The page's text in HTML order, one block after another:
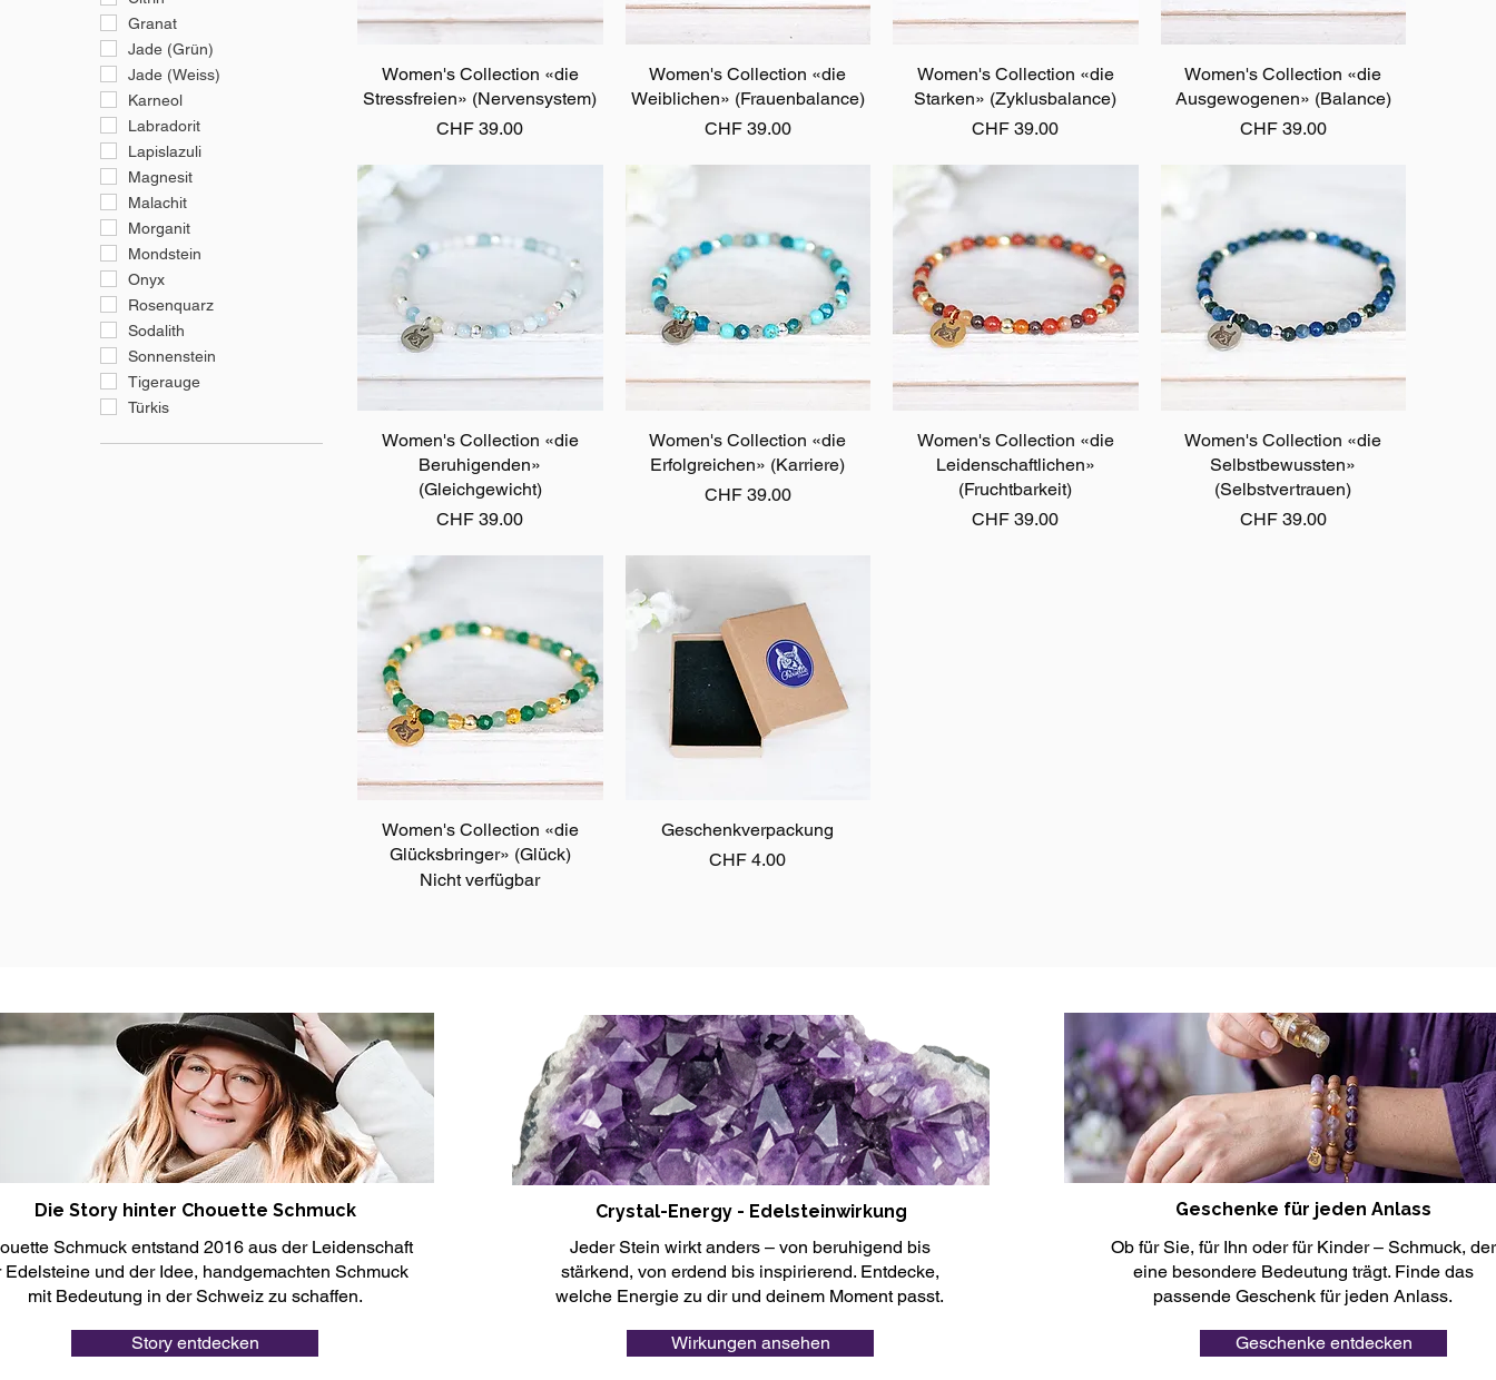
Granat
Jade (Grün)
Jade (Weiss)
Karneol
Labradorit
Lapislazuli
Magnesit
Malachit
Morganit
Mondstein
Onyx
Rosenquarz
Sodalith
Sonnenstein
Tigerauge
Türkis
Schnellansicht
Women's Collection «die
Stressfreien» (Nervensystem)
Preis
CHF 39.00
Schnellansicht
Women's Collection «die
Weiblichen» (Frauenbalance)
Preis
CHF 39.00
Schnellansicht
Women's Collection «die
Starken» (Zyklusbalance)
Preis
CHF 39.00
Schnellansicht
Women's Collection «die
Ausgewogenen» (Balance)
Preis
CHF 39.00
Schnellansicht
Women's Collection «die
Beruhigenden»
(Gleichgewicht)
Preis
CHF 39.00
Schnellansicht
Women's Collection «die
Erfolgreichen» (Karriere)
Preis
CHF 39.00
Schnellansicht
Women's Collection «die
Leidenschaftlichen»
(Fruchtbarkeit)
Preis
CHF 39.00
Schnellansicht
Women's Collection «die
Selbstbewussten»
(Selbstvertrauen)
Preis
CHF 39.00
Schnellansicht
Women's Collection «die
Glücksbringer» (Glück)
Nicht verfügbar
Schnellansicht
Geschenkverpackung
Preis
CHF 4.00
Die Story hinter Chouette Schmuck
Schmuck entstand 2016 aus der Leidenschaft
Edelsteine und der Idee, handgemachten Schmuck
mit Bedeutung in der Schweiz zu schaffen.
Story entdecken
Crystal-Energy - Edelsteinwirkung
Jeder Stein wirkt anders – von beruhigend bis
stärkend, von erdend bis inspirierend. Entdecke,
welche Energie zu dir und deinem Moment passt.
Wirkungen ansehen
Geschenke für jeden Anlass
Ob für Sie, für Ihn oder für Kinder – Schmuck, der
eine besondere Bedeutung trägt. Finde das
passende Geschenk für jeden Anlass.
Geschenke entdecken